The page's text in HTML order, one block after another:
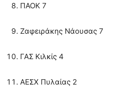
ΠΑΟΚ 7
Ζαφειράκης Νάουσας 7
ΓΑΣ Κιλκίς 4
ΑΕΣΧ Πυλαίας 2